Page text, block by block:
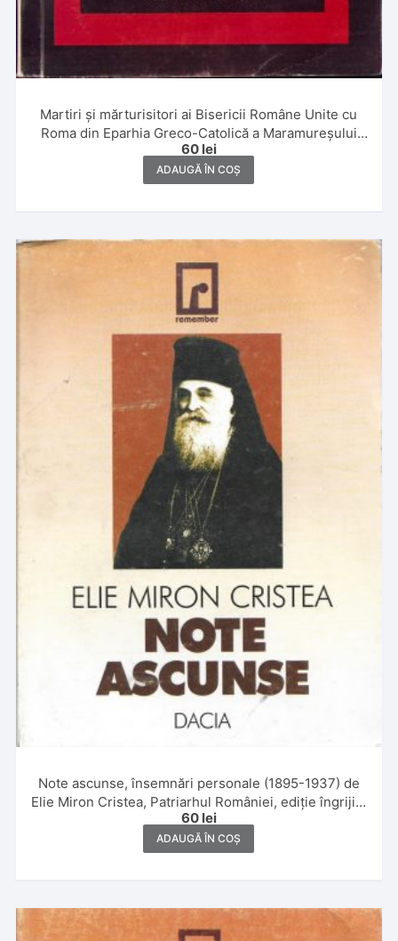
Martiri și mărturisitori ai Bisericii Române Unite cu
Roma din Eparhia Greco-Catolică a Maramureșului
(1948-1989) – Lucrare întocmită cu prilejul împlinirii a
50 de ani de la neconstituționalitatea desființării
Bisericii Greco-Catolice, în 1948, de Valentin Băințan,
60 lei
ADAUGĂ ÎN COȘ
Note ascunse, însemnări personale (1895-1937) de
Elie Miron Cristea, Patriarhul României, ediție îngrijită
și notă asupra ediției de Maria și Pamfil Bilțiu, cuvânt
înainte, note științifice, comentarii de Gheorghe
Bodea, 1999, Cluj-Napoca
60 lei
ADAUGĂ ÎN COȘ